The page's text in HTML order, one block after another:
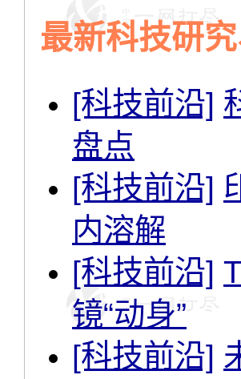
最新科技研
[科技前沿]
盘点
[科技前沿]
内溶解
[科技前沿]
镜“动身”
[科技前沿]